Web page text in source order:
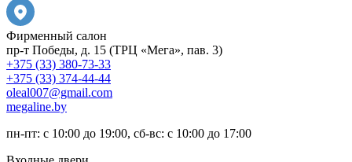
Фирменный салон
пр-т Победы, д. 15 (ТРЦ «Мега», пав. 3)
+375 (33) 380-73-33
+375 (33) 374-44-44
oleal007@gmail.com
megaline.by
пн-пт: с 10:00 до 19:00, сб-вс: с 10:00 до 17:00